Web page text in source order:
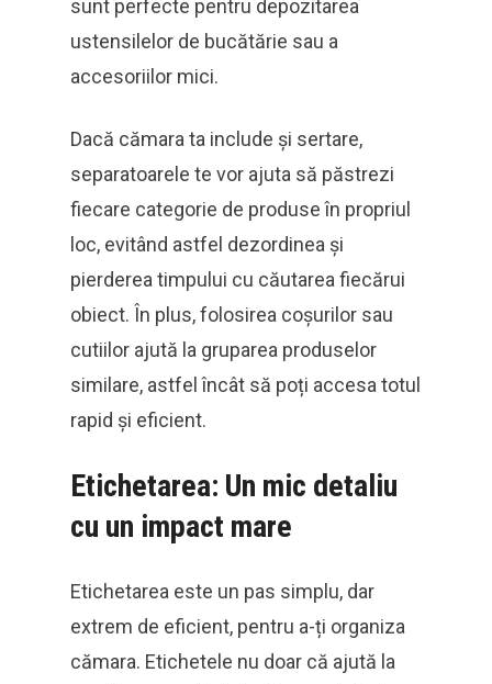
sunt perfecte pentru depozitarea
ustensilelor de bucătărie sau a
accesoriilor mici.
Dacă cămara ta include și sertare,
separatoarele te vor ajuta să păstrezi
fiecare categorie de produse în propriul
loc, evitând astfel dezordinea și
pierderea timpului cu căutarea fiecărui
obiect. În plus, folosirea coșurilor sau
cutiilor ajută la gruparea produselor
similare, astfel încât să poți accesa totul
rapid și eficient.
Etichetarea: Un mic detaliu
cu un impact mare
Etichetarea este un pas simplu, dar
extrem de eficient, pentru a-ți organiza
cămara. Etichetele nu doar că ajută la